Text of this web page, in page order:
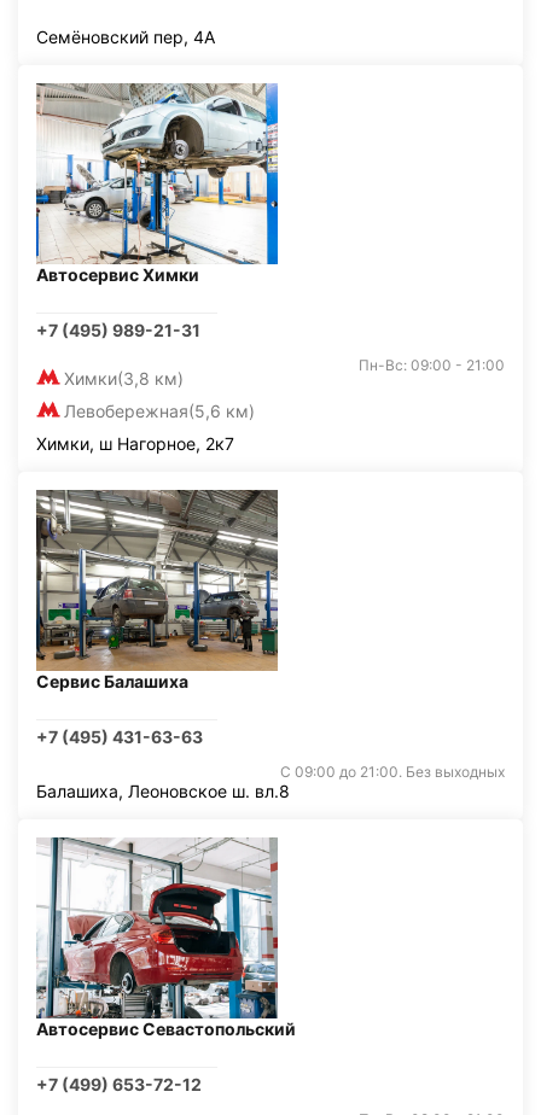
Семёновский пер, 4А
Автосервис Химки
+7 (495) 989-21-31
Химки(3,8 км)
Левобережная(5,6 км)
Пн-Вс: 09:00 - 21:00
Химки, ш Нагорное, 2к7
Сервис Балашиха
+7 (495) 431-63-63
С 09:00 до 21:00. Без выходных
Балашиха, Леоновское ш. вл.8
Автосервис Севастопольский
+7 (499) 653-72-12